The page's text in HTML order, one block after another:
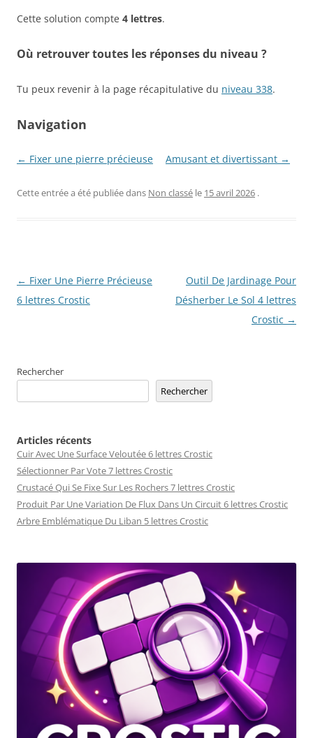
Cette solution compte 4 lettres.
Où retrouver toutes les réponses du niveau ?
Tu peux revenir à la page récapitulative du niveau 338.
Navigation
← Fixer une pierre précieuse Amusant et divertissant →
Cette entrée a été publiée dans Non classé le 15 avril 2026 .
Navigation
des
← Fixer Une Pierre Précieuse
6 lettres Crostic
Outil De Jardinage Pour
Désherber Le Sol 4 lettres
Crostic →
Rechercher
Rechercher
Articles récents
Cuir Avec Une Surface Veloutée 6 lettres Crostic
Sélectionner Par Vote 7 lettres Crostic
Crustacé Qui Se Fixe Sur Les Rochers 7 lettres Crostic
Produit Par Une Variation De Flux Dans Un Circuit 6 lettres Crostic
Arbre Emblématique Du Liban 5 lettres Crostic